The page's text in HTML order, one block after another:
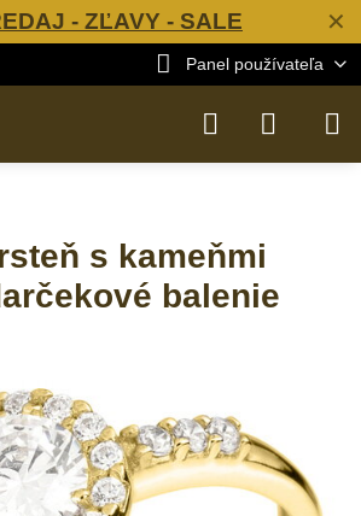
✕
- ZĽAVY - SALE
Panel používateľa
s kameňmi
balenie